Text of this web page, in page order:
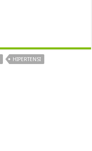
HIPERTENSI